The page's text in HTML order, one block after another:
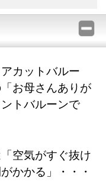
カットバルー
お母さんありが
トバルーンで
空気がすぐ抜け
かかる」・・・